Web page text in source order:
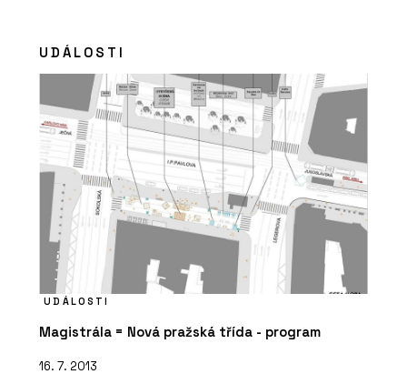
UDÁLOSTI
UDÁLOSTI
Magistrála = Nová pražská třída - program
16. 7. 2013